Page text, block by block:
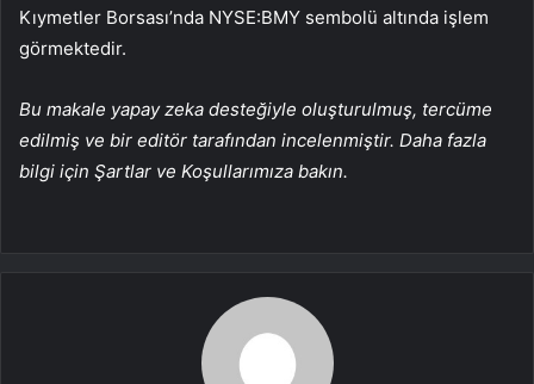
Kıymetler Borsası’nda NYSE:BMY sembolü altında işlem
görmektedir.
Bu makale yapay zeka desteğiyle oluşturulmuş, tercüme
edilmiş ve bir editör tarafından incelenmiştir. Daha fazla
bilgi için Şartlar ve Koşullarımıza bakın.